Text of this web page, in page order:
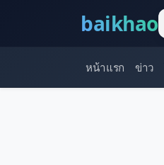
baikhao
หน้าแรก ข่าว